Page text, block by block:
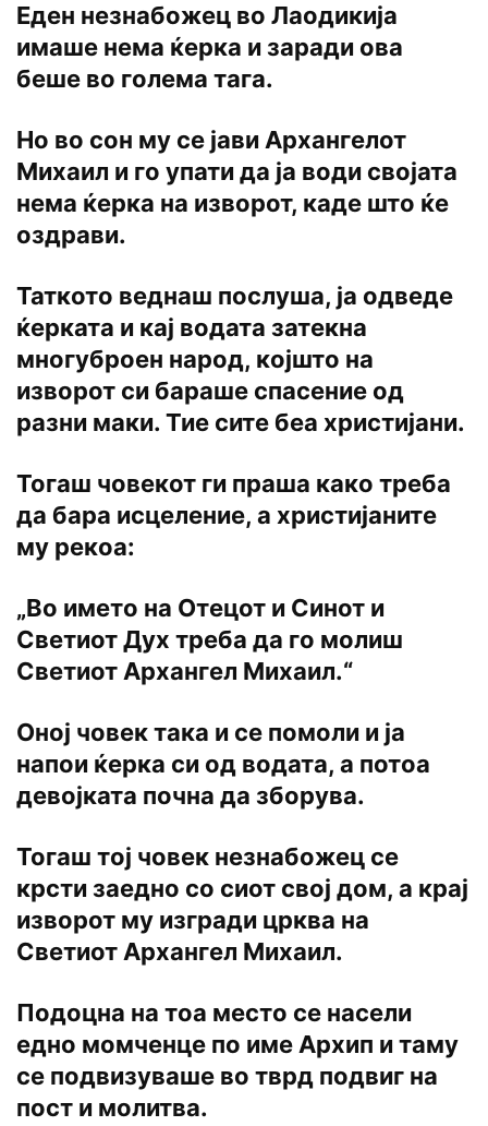
Еден незнабожец во Лаодикија
имаше нема ќерка и заради ова
беше во голема тага.
Но во сон му се јави Архангелот
Михаил и го упати да ја води својата
нема ќерка на изворот, каде што ќе
оздрави.
Таткото веднаш послуша, ја одведе
ќерката и кај водата затекна
многуброен народ, којшто на
изворот си бараше спасение од
разни маки. Тие сите беа христијани.
Тогаш човекот ги праша како треба
да бара исцеление, а христијаните
му рекоа:
„Во името на Отецот и Синот и
Светиот Дух треба да го молиш
Светиот Архангел Михаил.“
Оној човек така и се помоли и ја
напои ќерка си од водата, а потоа
девојката почна да зборува.
Тогаш тој човек незнабожец се
крсти заедно со сиот свој дом, а крај
изворот му изгради црква на
Светиот Архангел Михаил.
Подоцна на тоа место се насели
едно момченце по име Архип и таму
се подвизуваше во тврд подвиг на
пост и молитва.